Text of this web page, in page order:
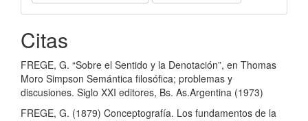
Citas
FREGE, G. “Sobre el Sentido y la Denotación”, en Thomas
Moro Simpson Semántica filosófica; problemas y
discusiones. Siglo XXI editores, Bs. As.Argentina (1973)
FREGE, G. (1879) Conceptografía. Los fundamentos de la